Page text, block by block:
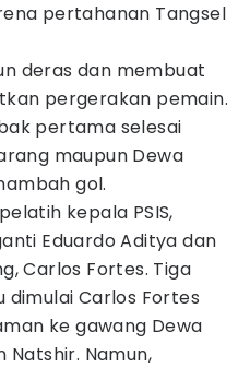
pertahanan Tangsel
deras dan membuat
pergerakan pemain.
pertama selesai
maupun Dewa
gol.
kepala PSIS,
Eduardo Aditya dan
Carlos Fortes. Tiga
Carlos Fortes
ke gawang Dewa
Natshir. Namun,